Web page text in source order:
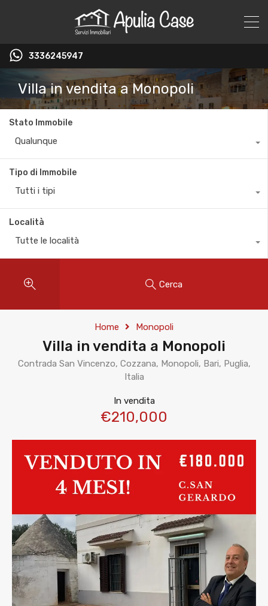
3336245947
Villa in vendita a Monopoli
Stato Immobile
Qualunque
Tipo di Immobile
Tutti i tipi
Località
Tutte le località
Cerca
Home Monopoli
Villa in vendita a Monopoli
Contrada San Vincenzo, Cozzana, Monopoli, Bari, Puglia,
Italia
In vendita
€210,000